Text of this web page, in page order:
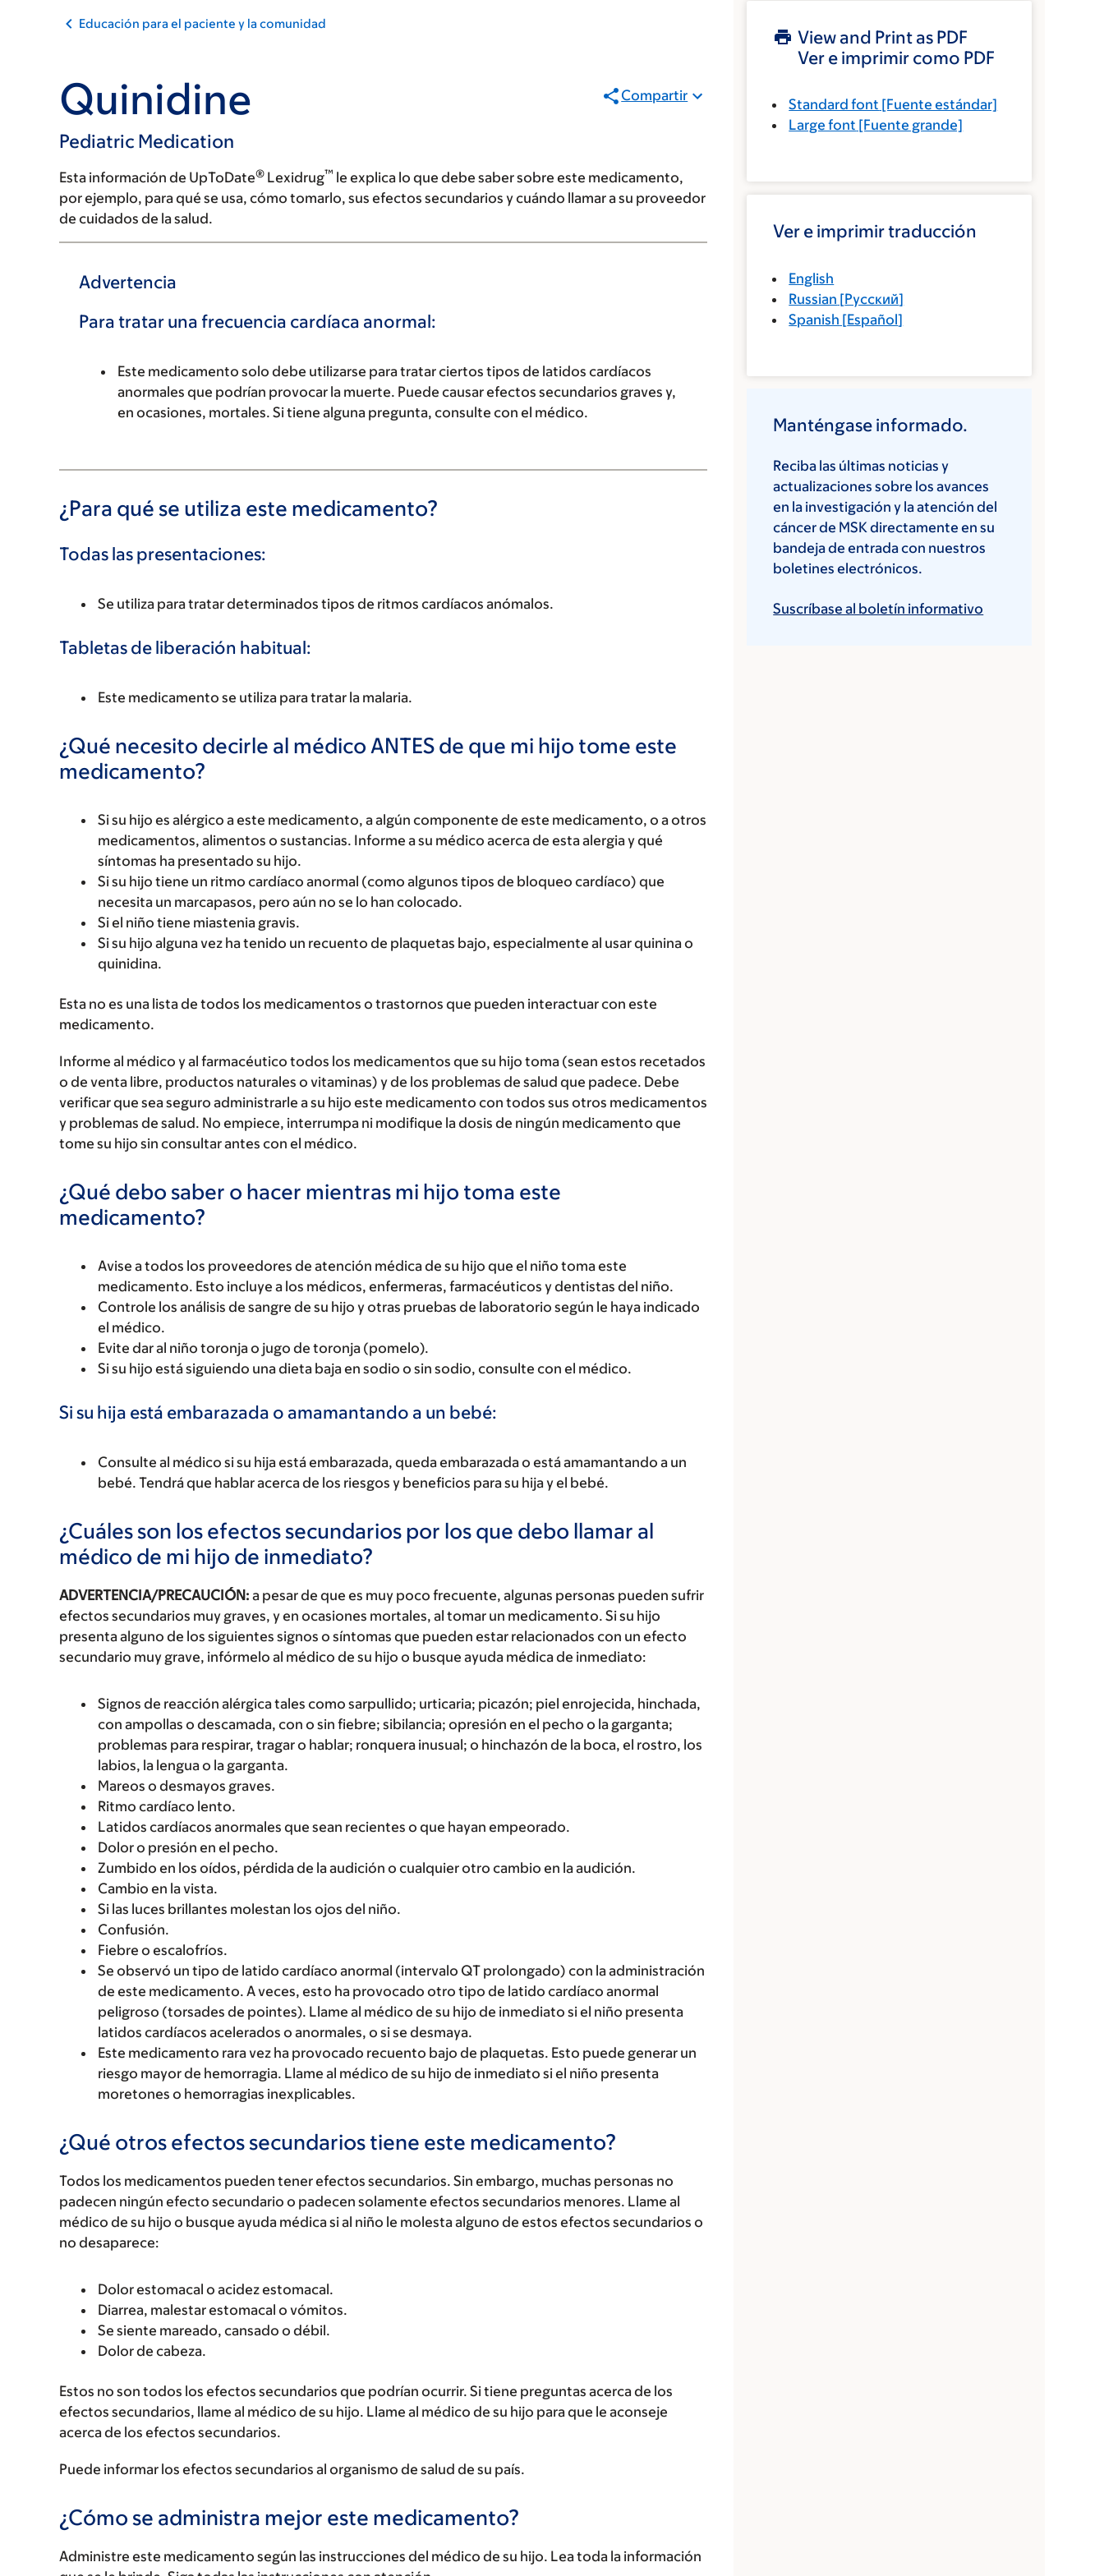
Educación para el paciente y la comunidad
Quinidine
Pediatric Medication
Compartir
Esta información de UpToDate® Lexidrug™ le explica lo que debe saber sobre este medicamento,
por ejemplo, para qué se usa, cómo tomarlo, sus efectos secundarios y cuándo llamar a su proveedor
de cuidados de la salud.
Advertencia
Para tratar una frecuencia cardíaca anormal:
Este medicamento solo debe utilizarse para tratar ciertos tipos de latidos cardíacos
anormales que podrían provocar la muerte. Puede causar efectos secundarios graves y,
en ocasiones, mortales. Si tiene alguna pregunta, consulte con el médico.
¿Para qué se utiliza este medicamento?
Todas las presentaciones:
Se utiliza para tratar determinados tipos de ritmos cardíacos anómalos.
Tabletas de liberación habitual:
Este medicamento se utiliza para tratar la malaria.
¿Qué necesito decirle al médico ANTES de que mi hijo tome este
medicamento?
Si su hijo es alérgico a este medicamento, a algún componente de este medicamento, o a otros
medicamentos, alimentos o sustancias. Informe a su médico acerca de esta alergia y qué
síntomas ha presentado su hijo.
Si su hijo tiene un ritmo cardíaco anormal (como algunos tipos de bloqueo cardíaco) que
necesita un marcapasos, pero aún no se lo han colocado.
Si el niño tiene miastenia gravis.
Si su hijo alguna vez ha tenido un recuento de plaquetas bajo, especialmente al usar quinina o
quinidina.
Esta no es una lista de todos los medicamentos o trastornos que pueden interactuar con este
medicamento.
Informe al médico y al farmacéutico todos los medicamentos que su hijo toma (sean estos recetados
o de venta libre, productos naturales o vitaminas) y de los problemas de salud que padece. Debe
verificar que sea seguro administrarle a su hijo este medicamento con todos sus otros medicamentos
y problemas de salud. No empiece, interrumpa ni modifique la dosis de ningún medicamento que
tome su hijo sin consultar antes con el médico.
¿Qué debo saber o hacer mientras mi hijo toma este
medicamento?
Avise a todos los proveedores de atención médica de su hijo que el niño toma este
medicamento. Esto incluye a los médicos, enfermeras, farmacéuticos y dentistas del niño.
Controle los análisis de sangre de su hijo y otras pruebas de laboratorio según le haya indicado
el médico.
Evite dar al niño toronja o jugo de toronja (pomelo).
Si su hijo está siguiendo una dieta baja en sodio o sin sodio, consulte con el médico.
Si su hija está embarazada o amamantando a un bebé:
Consulte al médico si su hija está embarazada, queda embarazada o está amamantando a un
bebé. Tendrá que hablar acerca de los riesgos y beneficios para su hija y el bebé.
¿Cuáles son los efectos secundarios por los que debo llamar al
médico de mi hijo de inmediato?
ADVERTENCIA/PRECAUCIÓN: a pesar de que es muy poco frecuente, algunas personas pueden sufrir
efectos secundarios muy graves, y en ocasiones mortales, al tomar un medicamento. Si su hijo
presenta alguno de los siguientes signos o síntomas que pueden estar relacionados con un efecto
secundario muy grave, infórmelo al médico de su hijo o busque ayuda médica de inmediato:
Signos de reacción alérgica tales como sarpullido; urticaria; picazón; piel enrojecida, hinchada,
con ampollas o descamada, con o sin fiebre; sibilancia; opresión en el pecho o la garganta;
problemas para respirar, tragar o hablar; ronquera inusual; o hinchazón de la boca, el rostro, los
labios, la lengua o la garganta.
Mareos o desmayos graves.
Ritmo cardíaco lento.
Latidos cardíacos anormales que sean recientes o que hayan empeorado.
Dolor o presión en el pecho.
Zumbido en los oídos, pérdida de la audición o cualquier otro cambio en la audición.
Cambio en la vista.
Si las luces brillantes molestan los ojos del niño.
Confusión.
Fiebre o escalofríos.
Se observó un tipo de latido cardíaco anormal (intervalo QT prolongado) con la administración
de este medicamento. A veces, esto ha provocado otro tipo de latido cardíaco anormal
peligroso (torsades de pointes). Llame al médico de su hijo de inmediato si el niño presenta
latidos cardíacos acelerados o anormales, o si se desmaya.
Este medicamento rara vez ha provocado recuento bajo de plaquetas. Esto puede generar un
riesgo mayor de hemorragia. Llame al médico de su hijo de inmediato si el niño presenta
moretones o hemorragias inexplicables.
¿Qué otros efectos secundarios tiene este medicamento?
Todos los medicamentos pueden tener efectos secundarios. Sin embargo, muchas personas no
padecen ningún efecto secundario o padecen solamente efectos secundarios menores. Llame al
médico de su hijo o busque ayuda médica si al niño le molesta alguno de estos efectos secundarios o
no desaparece:
Dolor estomacal o acidez estomacal.
Diarrea, malestar estomacal o vómitos.
Se siente mareado, cansado o débil.
Dolor de cabeza.
Estos no son todos los efectos secundarios que podrían ocurrir. Si tiene preguntas acerca de los
efectos secundarios, llame al médico de su hijo. Llame al médico de su hijo para que le aconseje
acerca de los efectos secundarios.
Puede informar los efectos secundarios al organismo de salud de su país.
¿Cómo se administra mejor este medicamento?
Administre este medicamento según las instrucciones del médico de su hijo. Lea toda la información
View and Print as PDF
Ver e imprimir como PDF
Standard font [Fuente estándar]
Large font [Fuente grande]
Ver e imprimir traducción
English
Russian [Русский]
Spanish [Español]
Manténgase informado.
Reciba las últimas noticias y
actualizaciones sobre los avances
en la investigación y la atención del
cáncer de MSK directamente en su
bandeja de entrada con nuestros
boletines electrónicos.
Suscríbase al boletín informativo